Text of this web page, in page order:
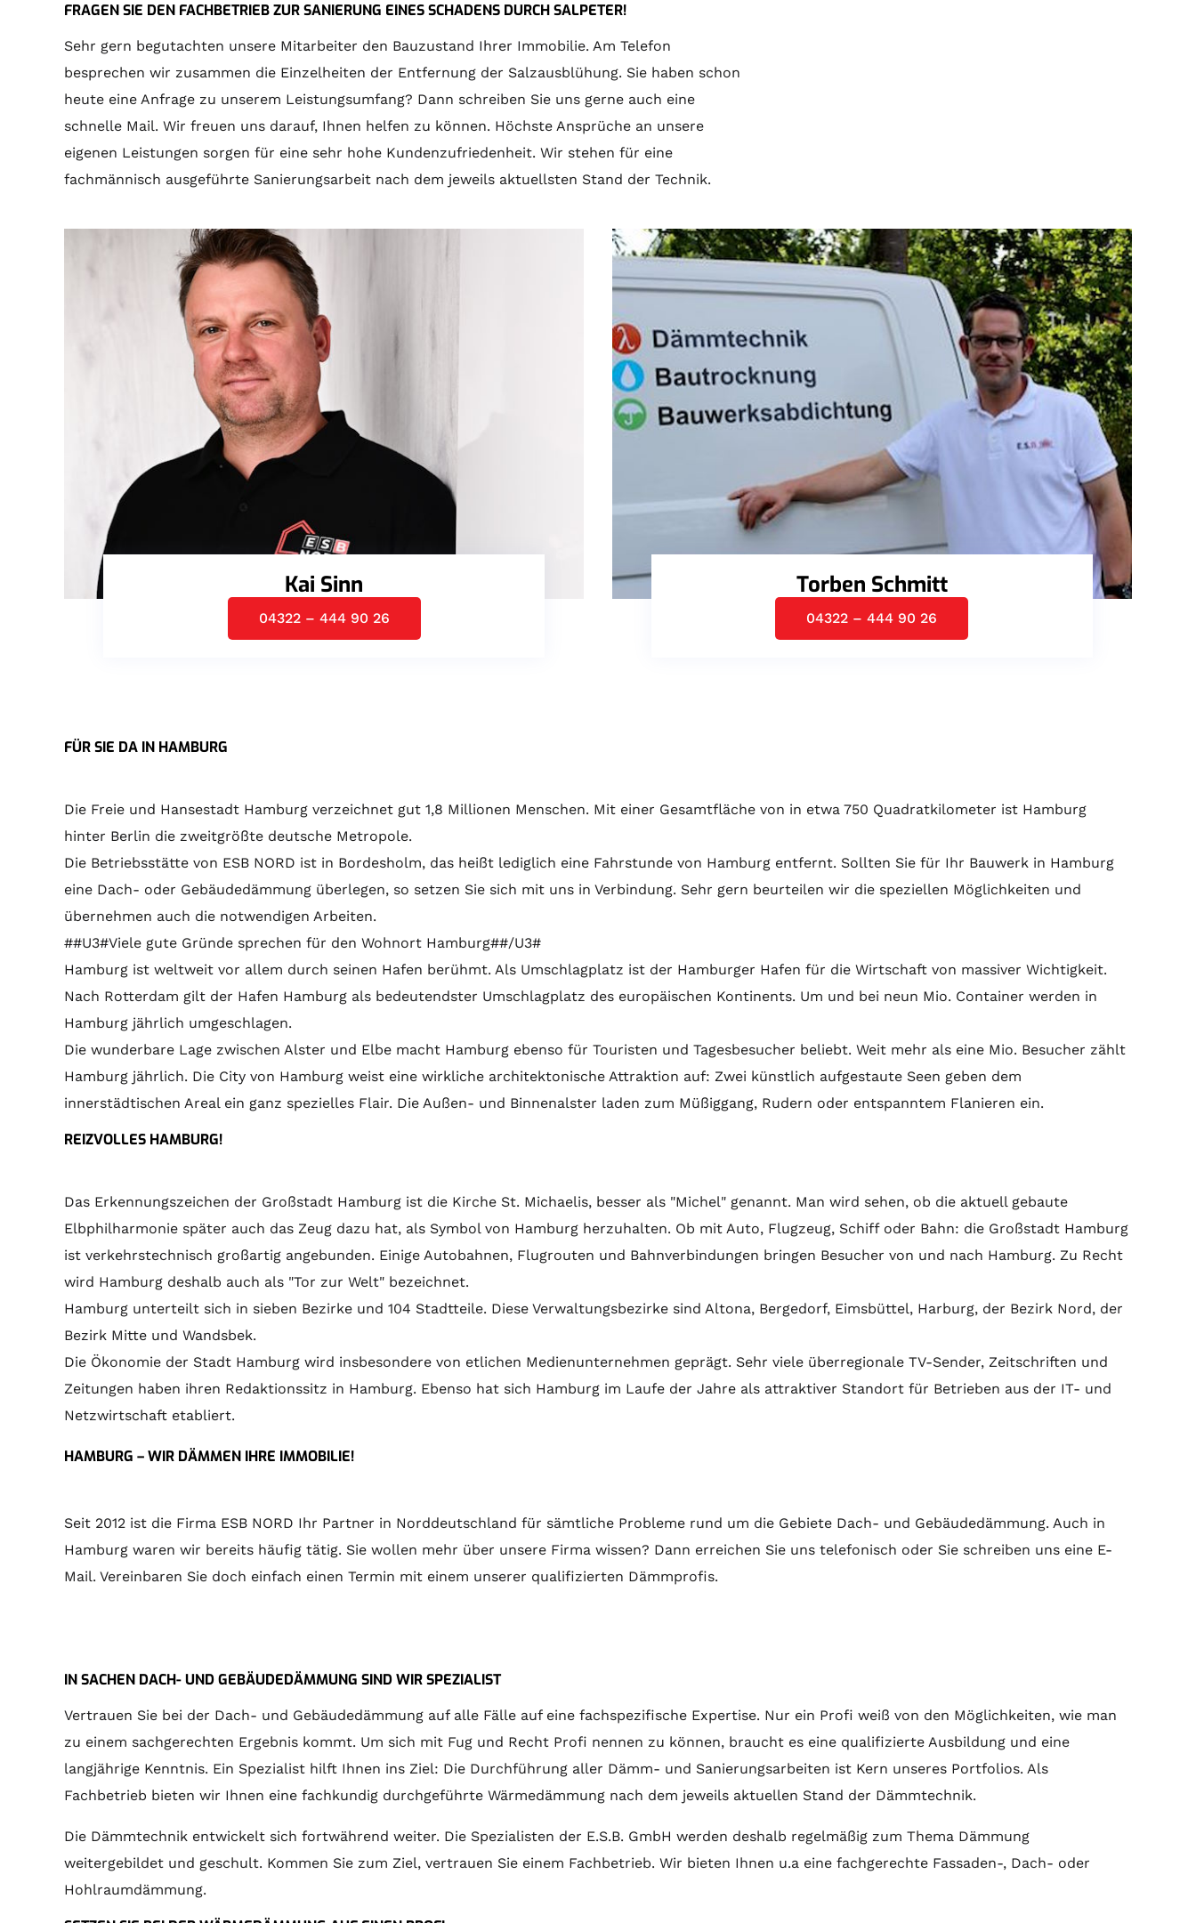
FRAGEN SIE DEN FACHBETRIEB ZUR SANIERUNG EINES SCHADENS DURCH SALPETER!
Sehr gern begutachten unsere Mitarbeiter den Bauzustand Ihrer Immobilie. Am Telefon
besprechen wir zusammen die Einzelheiten der Entfernung der Salzausblühung. Sie haben schon
heute eine Anfrage zu unserem Leistungsumfang? Dann schreiben Sie uns gerne auch eine
schnelle Mail. Wir freuen uns darauf, Ihnen helfen zu können. Höchste Ansprüche an unsere
eigenen Leistungen sorgen für eine sehr hohe Kundenzufriedenheit. Wir stehen für eine
fachmännisch ausgeführte Sanierungsarbeit nach dem jeweils aktuellsten Stand der Technik.
Kai Sinn
04322 – 444 90 26
Torben Schmitt
04322 – 444 90 26
FÜR SIE DA IN HAMBURG
Die Freie und Hansestadt Hamburg verzeichnet gut 1,8 Millionen Menschen. Mit einer Gesamtfläche von in etwa 750 Quadratkilometer ist Hamburg
hinter Berlin die zweitgrößte deutsche Metropole.
Die Betriebsstätte von ESB NORD ist in Bordesholm, das heißt lediglich eine Fahrstunde von Hamburg entfernt. Sollten Sie für Ihr Bauwerk in Hamburg
eine Dach- oder Gebäudedämmung überlegen, so setzen Sie sich mit uns in Verbindung. Sehr gern beurteilen wir die speziellen Möglichkeiten und
übernehmen auch die notwendigen Arbeiten.
##U3#Viele gute Gründe sprechen für den Wohnort Hamburg##/U3#
Hamburg ist weltweit vor allem durch seinen Hafen berühmt. Als Umschlagplatz ist der Hamburger Hafen für die Wirtschaft von massiver Wichtigkeit.
Nach Rotterdam gilt der Hafen Hamburg als bedeutendster Umschlagplatz des europäischen Kontinents. Um und bei neun Mio. Container werden in
Hamburg jährlich umgeschlagen.
Die wunderbare Lage zwischen Alster und Elbe macht Hamburg ebenso für Touristen und Tagesbesucher beliebt. Weit mehr als eine Mio. Besucher zählt
Hamburg jährlich. Die City von Hamburg weist eine wirkliche architektonische Attraktion auf: Zwei künstlich aufgestaute Seen geben dem
innerstädtischen Areal ein ganz spezielles Flair. Die Außen- und Binnenalster laden zum Müßiggang, Rudern oder entspanntem Flanieren ein.
REIZVOLLES HAMBURG!
Das Erkennungszeichen der Großstadt Hamburg ist die Kirche St. Michaelis, besser als "Michel" genannt. Man wird sehen, ob die aktuell gebaute
Elbphilharmonie später auch das Zeug dazu hat, als Symbol von Hamburg herzuhalten. Ob mit Auto, Flugzeug, Schiff oder Bahn: die Großstadt Hamburg
ist verkehrstechnisch großartig angebunden. Einige Autobahnen, Flugrouten und Bahnverbindungen bringen Besucher von und nach Hamburg. Zu Recht
wird Hamburg deshalb auch als "Tor zur Welt" bezeichnet.
Hamburg unterteilt sich in sieben Bezirke und 104 Stadtteile. Diese Verwaltungsbezirke sind Altona, Bergedorf, Eimsbüttel, Harburg, der Bezirk Nord, der
Bezirk Mitte und Wandsbek.
Die Ökonomie der Stadt Hamburg wird insbesondere von etlichen Medienunternehmen geprägt. Sehr viele überregionale TV-Sender, Zeitschriften und
Zeitungen haben ihren Redaktionssitz in Hamburg. Ebenso hat sich Hamburg im Laufe der Jahre als attraktiver Standort für Betrieben aus der IT- und
Netzwirtschaft etabliert.
HAMBURG – WIR DÄMMEN IHRE IMMOBILIE!
Seit 2012 ist die Firma ESB NORD Ihr Partner in Norddeutschland für sämtliche Probleme rund um die Gebiete Dach- und Gebäudedämmung. Auch in
Hamburg waren wir bereits häufig tätig. Sie wollen mehr über unsere Firma wissen? Dann erreichen Sie uns telefonisch oder Sie schreiben uns eine E-
Mail. Vereinbaren Sie doch einfach einen Termin mit einem unserer qualifizierten Dämmprofis.
IN SACHEN DACH- UND GEBÄUDEDÄMMUNG SIND WIR SPEZIALIST
Vertrauen Sie bei der Dach- und Gebäudedämmung auf alle Fälle auf eine fachspezifische Expertise. Nur ein Profi weiß von den Möglichkeiten, wie man
zu einem sachgerechten Ergebnis kommt. Um sich mit Fug und Recht Profi nennen zu können, braucht es eine qualifizierte Ausbildung und eine
langjährige Kenntnis. Ein Spezialist hilft Ihnen ins Ziel: Die Durchführung aller Dämm- und Sanierungsarbeiten ist Kern unseres Portfolios. Als
Fachbetrieb bieten wir Ihnen eine fachkundig durchgeführte Wärmedämmung nach dem jeweils aktuellen Stand der Dämmtechnik.
Die Dämmtechnik entwickelt sich fortwährend weiter. Die Spezialisten der E.S.B. GmbH werden deshalb regelmäßig zum Thema Dämmung
weitergebildet und geschult. Kommen Sie zum Ziel, vertrauen Sie einem Fachbetrieb. Wir bieten Ihnen u.a eine fachgerechte Fassaden-, Dach- oder
Hohlraumdämmung.